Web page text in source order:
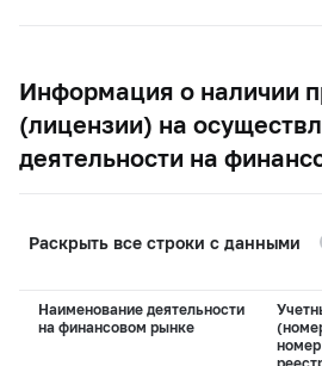
Информация о наличии
(лицензии) на
деятельности на
Раскрыть все строки с данными
Наименование деятельности
на финансовом рынке